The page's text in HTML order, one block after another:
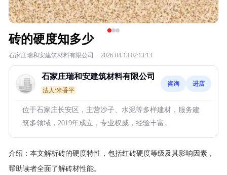
砖的硬度知多少
石家庄瑞和安建筑材料有限公司 · 2026-04-13 02:13:13
石家庄瑞和安建筑材料有限公司
法人:米香平
咨询 进店
位于石家庄长安区，主营沙子、水泥等多样建材，服务建
筑多领域，2019年成立，专业权威，经验丰富。
介绍： 本文解析砖的硬度特性，包括红砖硬度等级及其影响因素，
帮助读者全面了解砖材性能。